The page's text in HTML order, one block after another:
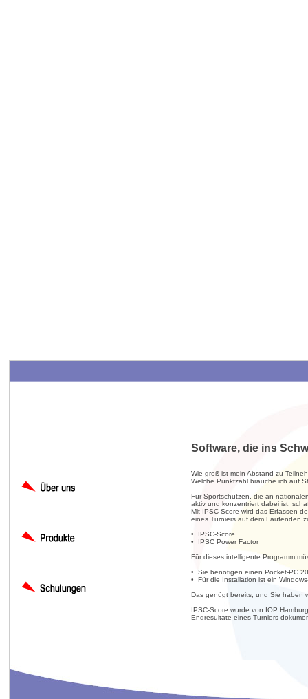
Software, die ins
Wie groß ist mein Abstand zu
Welche Punktzahl brauche ich auf
Für Sportschützen, die an
aktiv und konzentriert dabei ist,
Mit IPSC-Score wird das Erfassen
eines Turniers auf dem Laufenden
• IPSC-Score
• IPSC Power Factor
Für dieses intelligente Programm
• Sie benötigen einen Pocket-PC
• Für die Installation ist ein
Das genügt bereits, und Sie haben
IPSC-Score wurde von IOP
Endresultate eines Turniers